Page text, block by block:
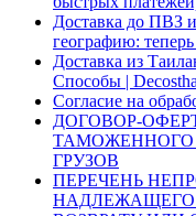
Доставка до ПВЗ
географию:
Доставка из
Способы |
Согласие на
ДОГОВОР-
ТАМОЖЕННОГО
ГРУЗОВ
ПЕРЕЧЕНЬ
НАДЛЕЖАЩЕГО